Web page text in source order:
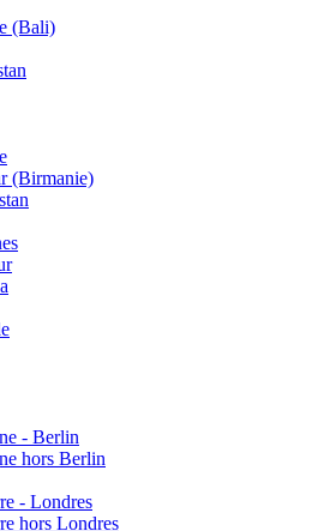
(Bali)
(Birmanie)
- Berlin
hors Berlin
- Londres
hors Londres